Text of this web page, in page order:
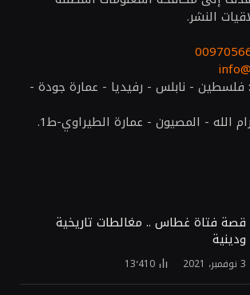
النشر.
فلسطين - نابلس - رفيديا - عمارة جودة -
الله - المصيون - عمارة الطيراوي-ط1.
قصة فتاة غطاس .. مغالطات تاريخية
ودينية
3 نوفمبر، 2021 13٬410